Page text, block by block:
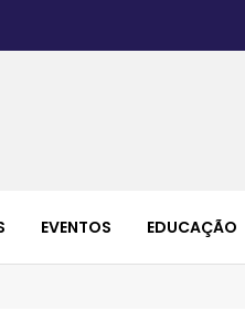
EVENTOS EDUCAÇÃO